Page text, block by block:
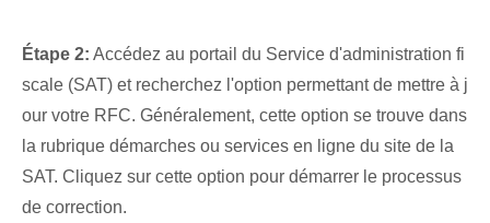
Étape 2: Accédez au portail du Service d'administration fi
scale (SAT) et recherchez l'option permettant de mettre à j
our votre RFC. Généralement, cette option se trouve dans
la rubrique démarches ou services en ligne du site de la
SAT. Cliquez sur cette option pour démarrer le processus
de correction.